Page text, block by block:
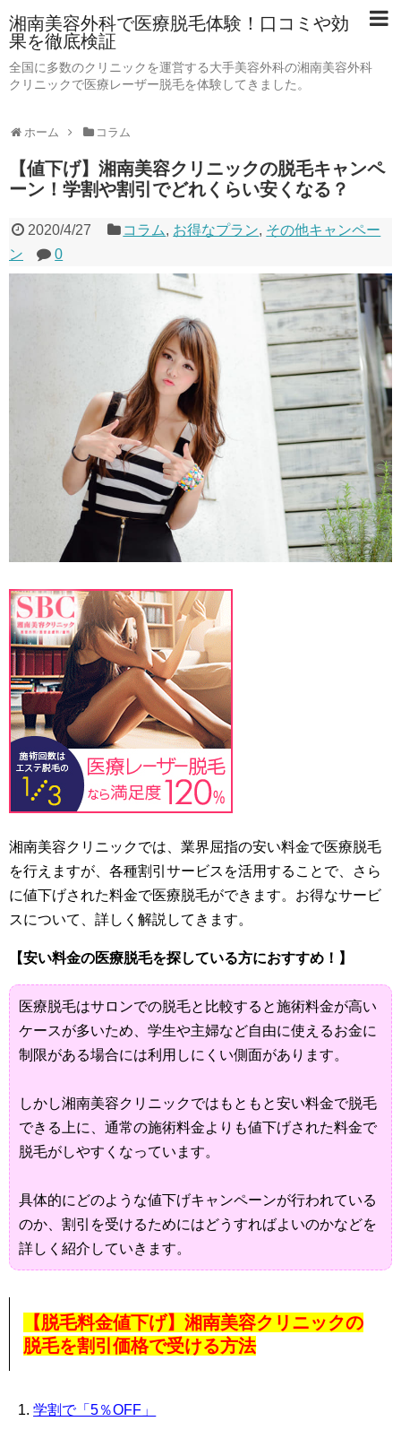
湘南美容外科で医療脱毛体験！口コミや効
果を徹底検証
全国に多数のクリニックを運営する大手美容外科の湘南美容外科
クリニックで医療レーザー脱毛を体験してきました。
ホーム コラム
【値下げ】湘南美容クリニックの脱毛キャンペ
ーン！学割や割引でどれくらい安くなる？
2020/4/27 コラム, お得なプラン, その他キャンペー
ン
0
湘南美容クリニックでは、業界屈指の安い料金で医療脱毛
を行えますが、各種割引サービスを活用することで、さら
に値下げされた料金で医療脱毛ができます。お得なサービ
スについて、詳しく解説してきます。
【安い料金の医療脱毛を探している方におすすめ！】
医療脱毛はサロンでの脱毛と比較すると施術料金が高い
ケースが多いため、学生や主婦など自由に使えるお金に
制限がある場合には利用しにくい側面があります。
しかし湘南美容クリニックではもともと安い料金で脱毛
できる上に、通常の施術料金よりも値下げされた料金で
脱毛がしやすくなっています。
具体的にどのような値下げキャンペーンが行われている
のか、割引を受けるためにはどうすればよいのかなどを
詳しく紹介していきます。
【脱毛料金値下げ】湘南美容クリニックの
脱毛を割引価格で受ける方法
学割で「5％OFF」